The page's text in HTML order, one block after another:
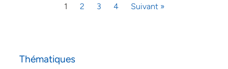
1 2 3 4 Suivant »
Thématiques